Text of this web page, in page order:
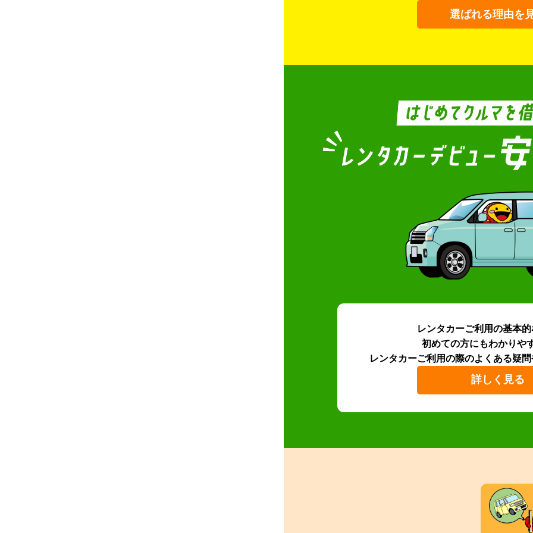
選ばれる理由を
レンタカーご利用の基本
初めての方にもわかりや
レンタカーご利用の際のよくある疑問
詳しく見る